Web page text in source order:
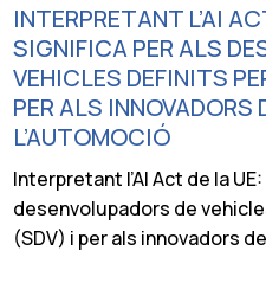
INTERPRETANT L’AI
SIGNIFICA PER ALS
VEHICLES DEFINITS
PER ALS INNOVADORS
L’AUTOMOCIÓ
Interpretant l’AI Act de la
desenvolupadors de
(SDV) i per als innovadors